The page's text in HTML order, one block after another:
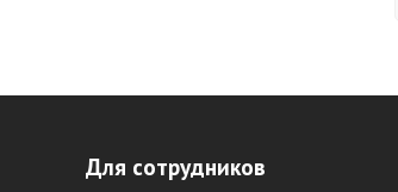
Для сотрудников